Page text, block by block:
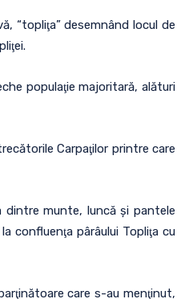
“topliţa” desemnând locul de
populaţie majoritară, alături
Carpaţilor printre care
dintre munte, luncă şi pantele
confluenţa pârâului Topliţa cu
care s-au menţinut,